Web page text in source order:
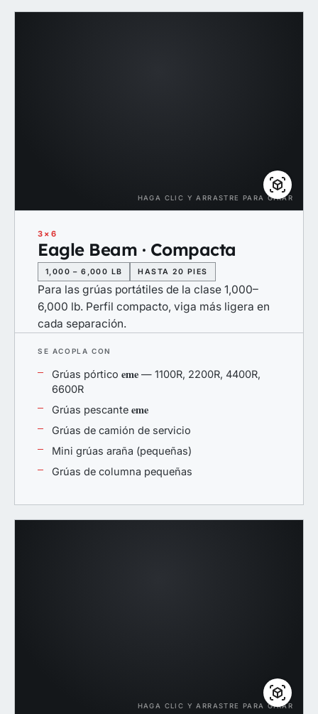
HAGA CLIC Y ARRASTRE PARA GIRAR
3×6
Eagle Beam · Compacta
1,000 – 6,000 LB HASTA 20 PIES
Para las grúas portátiles de la clase 1,000–
6,000 lb. Perfil compacto, viga más ligera en
cada separación.
SE ACOPLA CON
Grúas pórtico eme— 1100R, 2200R, 4400R,
6600R
Grúas pescante eme
Grúas de camión de servicio
Mini grúas araña (pequeñas)
Grúas de columna pequeñas
HAGA CLIC Y ARRASTRE PARA GIRAR